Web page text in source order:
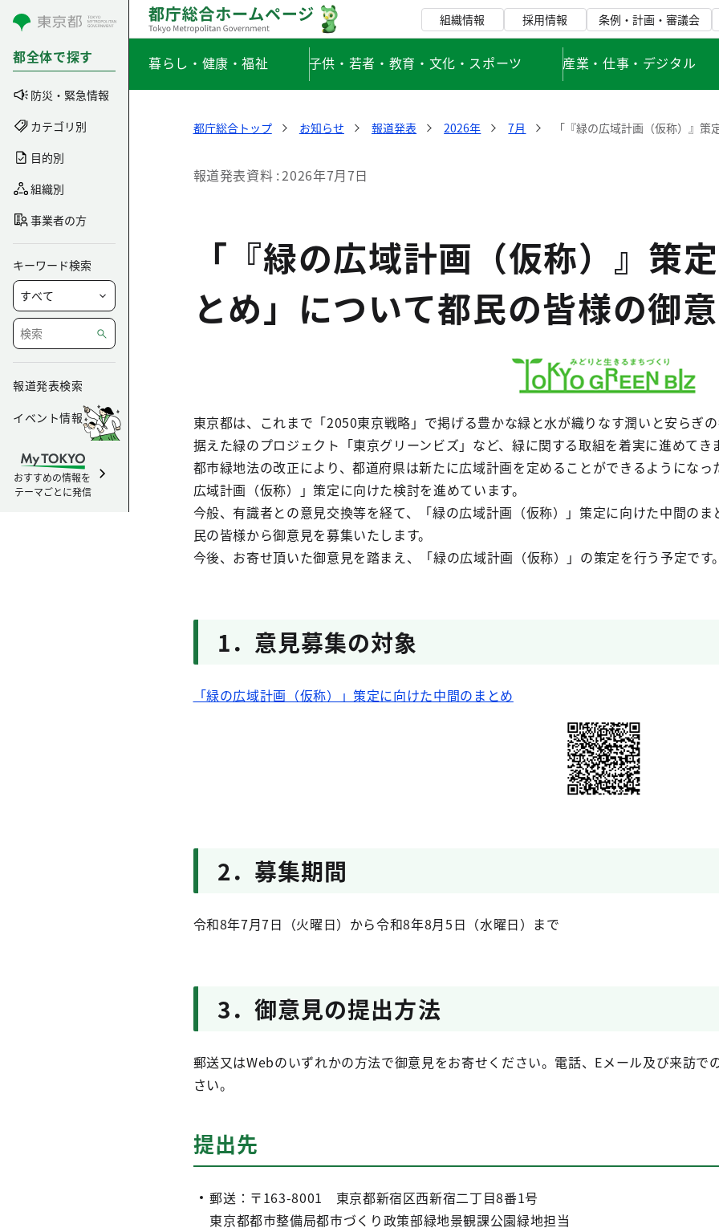
コンテンツにスキップ
都全体で探す
防災・緊急情報
カテゴリ別
目的別
組織別
事業者の方
キーワード検索
報道発表検索
イベント情報
おすすめの情報を
テーマごとに発信
組織情報 採用情報 条例・計画・審議会
暮らし・健康・福祉 子供・若者・教育・文化・スポーツ 産業・仕事・デジタル
都庁総合トップ お知らせ 報道発表 2026年 7月 「『緑の広域計画（仮称）』
報道発表資料 2026年7月7日
「『緑の広域計画（仮称）』策
とめ」について都民の皆様の御
東京都は、これまで「2050東京戦略」で掲げる豊かな緑と水が織りなす潤いと安らぎ
据えた緑のプロジェクト「東京グリーンビズ」など、緑に関する取組を着実に進めてき
都市緑地法の改正により、都道府県は新たに広域計画を定めることができるようにな
広域計画（仮称）」策定に向けた検討を進めています。
今般、有識者との意見交換等を経て、「緑の広域計画（仮称）」策定に向けた中間の
民の皆様から御意見を募集いたします。
今後、お寄せ頂いた御意見を踏まえ、「緑の広域計画（仮称）」の策定を行う予定です。
1．意見募集の対象
「緑の広域計画（仮称）」策定に向けた中間のまとめ
2．募集期間
令和8年7月7日（火曜日）から令和8年8月5日（水曜日）まで
3．御意見の提出方法
郵送又はWebのいずれかの方法で御意見をお寄せください。電話、Eメール及び来訪
さい。
提出先
郵送：〒163-8001 東京都新宿区西新宿二丁目8番1号
東京都都市整備局都市づくり政策部緑地景観課公園緑地担当